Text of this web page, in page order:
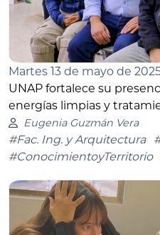
Martes 13 de mayo de
UNAP fortalece su
energías limpias y
Eugenia Guzmán Vera
#Fac. Ing. y Arquitectura
#ConocimientoyTerritorio